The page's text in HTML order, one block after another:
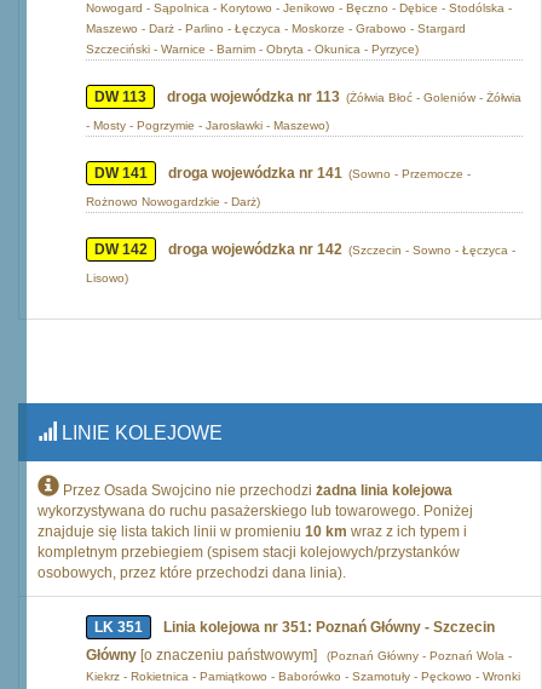
Nowogard - Sąpolnica - Korytowo - Jenikowo - Bęczno - Dębice - Stodólska -
Maszewo - Darż - Parlino - Łęczyca - Moskorze - Grabowo - Stargard
Szczeciński - Warnice - Barnim - Obryta - Okunica - Pyrzyce)
DW 113 droga wojewódzka nr 113 (Żółwia Błoć - Goleniów - Żółwia
- Mosty - Pogrzymie - Jarosławki - Maszewo)
DW 141 droga wojewódzka nr 141 (Sowno - Przemocze -
Rożnowo Nowogardzkie - Darż)
DW 142 droga wojewódzka nr 142 (Szczecin - Sowno - Łęczyca -
Lisowo)
LINIE KOLEJOWE
Przez Osada Swojcino nie przechodzi żadna linia kolejowa
wykorzystywana do ruchu pasażerskiego lub towarowego. Poniżej
znajduje się lista takich linii w promieniu 10 km wraz z ich typem i
kompletnym przebiegiem (spisem stacji kolejowych/przystanków
osobowych, przez które przechodzi dana linia).
LK 351
Linia kolejowa nr 351: Poznań Główny - Szczecin
Główny [o znaczeniu państwowym]
(Poznań Główny - Poznań Wola -
Kiekrz - Rokietnica - Pamiątkowo - Baborówko - Szamotuły - Pęckowo - Wronki